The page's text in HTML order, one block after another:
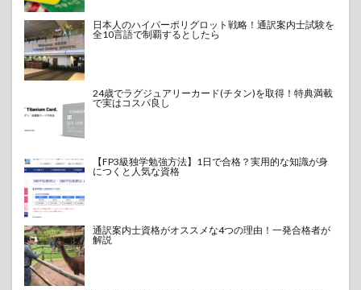
日本人のハイパーポリグロット戦略！通訳案内士試験を
全10言語で制覇するとしたら
24歳でラグジュアリーカード(チタン)を取得！特典満載
で実はコスパ良し
【FP3級独学勉強方法】1日で合格？実用的な知識が身
につくと人気な資格
通訳案内士資格がオススメな4つの理由！一発合格者が
解説